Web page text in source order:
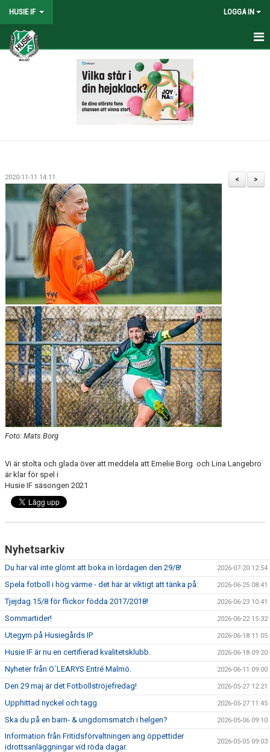
HUSIE IF LOGGA IN
HEM
DOKUMENT
MEDLEMSRABATTER
MEDLEMSAVGIFTER
DOMARE
NYHETER
>
<
2020-11-11 14:11
Foto: Mats Borg
Vi är stolta och glada över att meddela att Emelie Borg och Lina Langebro
är klar för spel i
Husie IF säsongen 2021
Nyhetsarkiv
Du har väl inte glömt att boka in lördagen den 29/8! 2026-07-20 12:54
Spela fotboll i hög värme - det här är viktigt att tänka på: 2026-06-25 08:41
Tjejdag 15/8 för flickor födda 2017/2018! 2026-06-23 10:41
Sommartider! 2026-06-22 15:32
Utegym på Husiegårds IP 2026-06-18 11:05
Husie IF är nu en certifierad kvalitetsklubb. 2026-06-18 09:20
Nyheter från O´LEARYS Entré Malmö. 2026-06-11 09:00
Den 29 maj är det Fotbollströjefredag! 2026-05-27 12:21
Upphittad nyckel och tagg 2026-05-27 11:45
Ska du på en barn- & ungdomsmatch i helgen? 2026-05-06 09:10
Information från Fritidsförvaltningen ang öppettider
idrottsanläggningar vid röda dagar.
2026-05-05 09:03